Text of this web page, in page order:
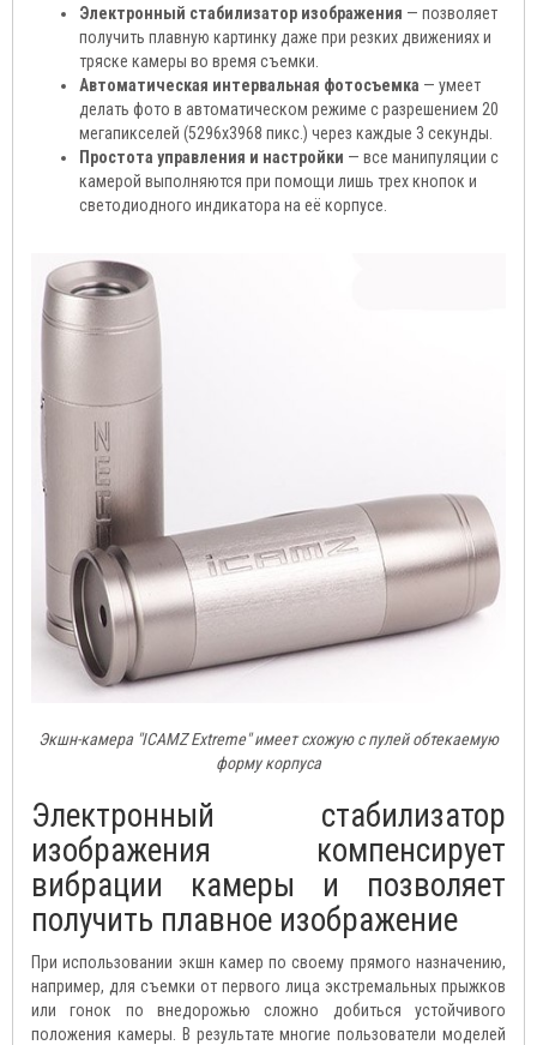
Электронный стабилизатор изображения — позволяет
получить плавную картинку даже при резких движениях и
тряске камеры во время съемки.
Автоматическая интервальная фотосъемка — умеет
делать фото в автоматическом режиме с разрешением 20
мегапикселей (5296x3968 пикс.) через каждые 3 секунды.
Простота управления и настройки — все манипуляции с
камерой выполняются при помощи лишь трех кнопок и
светодиодного индикатора на её корпусе.
Экшн-камера "ICAMZ Extreme" имеет схожую с пулей обтекаемую
форму корпуса
Электронный стабилизатор
изображения компенсирует
вибрации камеры и позволяет
получить плавное изображение
При использовании экшн камер по своему прямого назначению,
например, для съемки от первого лица экстремальных прыжков
или гонок по внедорожью сложно добиться устойчивого
положения камеры. В результате многие пользователи моделей